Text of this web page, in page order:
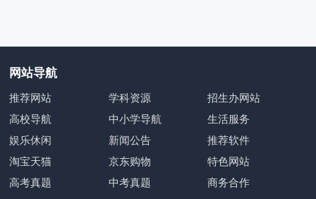
网站导航
推荐网站 学科资源
招生办网站
高校导航
中小学导航
生活服务
娱乐休闲
新闻公告
推荐软件
淘宝天猫
京东购物
特色网站
高考真题
中考真题 商务合作